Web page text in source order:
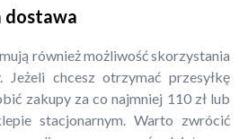
dostawa
również możliwość skorzystania
Jeżeli chcesz otrzymać przesyłkę
zakupy za co najmniej 110 zł lub
stacjonarnym. Warto zwrócić